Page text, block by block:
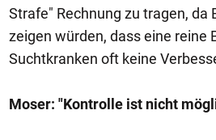
Strafe" Rechnung zu tragen, da
zeigen würden, dass eine reine
Suchtkranken oft keine
Moser: "Kontrolle ist nicht